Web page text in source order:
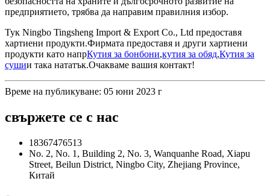
предприятието, трябва да направим правилния избор.
Тук Ningbo Tingsheng Import & Export Co., Ltd предоставя
хартиени продукти.Фирмата предоставя и други хартиени
продукти като напрКутия за бонбони,кутия за обяд,Кутия за
сушии така нататък.Очакваме вашия контакт!
Време на публикуване: 05 юни 2023 г
свържете се с нас
18367476513
No. 2, No. 1, Building 2, No. 3, Wanquanhe Road, Xiapu
Street, Beilun District, Ningbo City, Zhejiang Province,
Китай